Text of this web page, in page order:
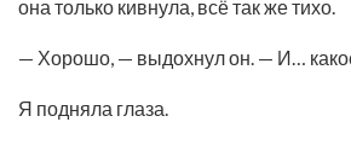
она только кивнула, всё так же тихо.
— Хорошо, — выдохнул он. — И…
Я подняла глаза.